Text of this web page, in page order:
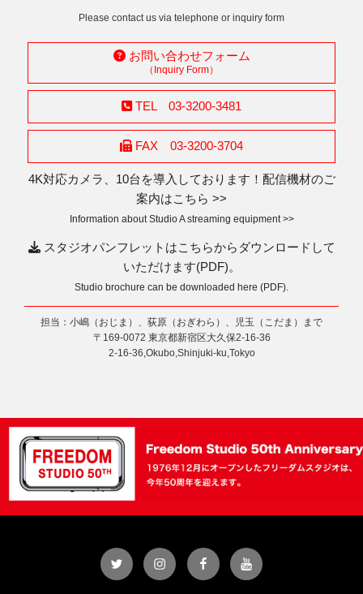
Please contact us via telephone or inquiry form
お問い合わせフォーム
（Inquiry Form）
TEL 03-3200-3481
FAX 03-3200-3704
4K対応カメラ、10台を導入しております！配信機材のご
案内はこちら >>
Information about Studio A streaming equipment >>
スタジオパンフレットはこちらからダウンロードして
いただけます(PDF)。
Studio brochure can be downloaded here (PDF).
担当：小嶋（おじま）、荻原（おぎわら）、児玉（こだま）まで
〒169-0072 東京都新宿区大久保2-16-36
2-16-36,Okubo,Shinjuki-ku,Tokyo
Twitter InstagramFacebookYouTube